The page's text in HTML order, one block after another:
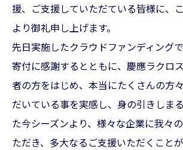
援、ご支援していただている皆様に、
より御礼申し上げます。
先日実施したクラウドファンディング
寄付に感謝するとともに、慶應ラクロ
者の方をはじめ、本当にたくさんの方
だいている事を実感し、身の引きしま
た今シーズンより、様々な企業に我々
ただき、多大なるご支援いただくこと